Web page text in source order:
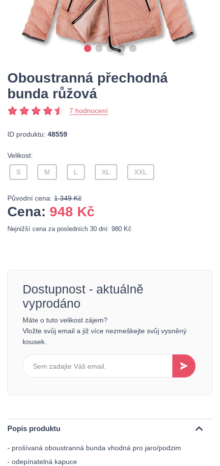
Oboustranná přechodná
bunda růžová
7 hodnocení
ID produktu: 48559
Velikost:
S M L XL XXL
Původní cena: 1 349 Kč
Cena: 948 Kč
Nejnižší cena za posledních 30 dní: 980 Kč
Dostupnost - aktuálně
vyprodáno
Máte o tuto velikost zájem?
Vložte svůj email a již více nezmeškejte svůj vysněný
kousek.
Popis produktu
- prošívaná oboustranná bunda vhodná pro jaro/podzim
- odepínatelná kapuce